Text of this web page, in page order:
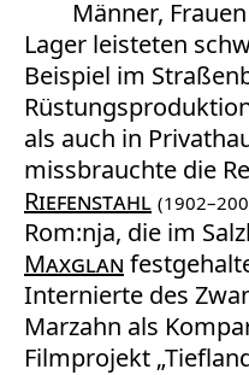
Männer,
Lager leisteten
Beispiel im
als auch in
missbrauchte die
Riefenstahl
Rom:nja, die im
Maxglan
Internierte des
Marzahn als
Filmprojekt